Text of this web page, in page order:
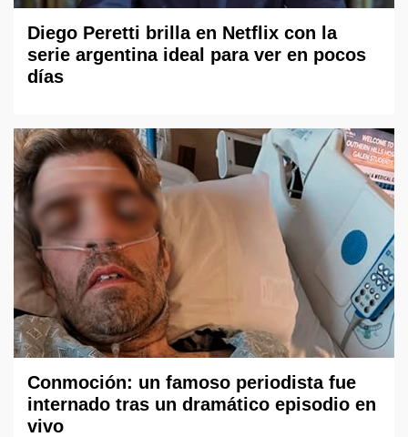
Diego Peretti brilla en Netflix con la
serie argentina ideal para ver en pocos
días
Conmoción: un famoso periodista fue
internado tras un dramático episodio en
vivo